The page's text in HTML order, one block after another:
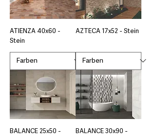
ATIENZA 40x60 -
Stein
AZTECA 17x52 - Stein
BALANCE 25x50 -
BALANCE 30x90 -